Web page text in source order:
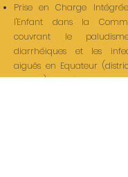
Prise en Charge
l'Enfant dans la
couvrant le
diarrhéiques et les
aiguës en Equateur
Ubangi) et